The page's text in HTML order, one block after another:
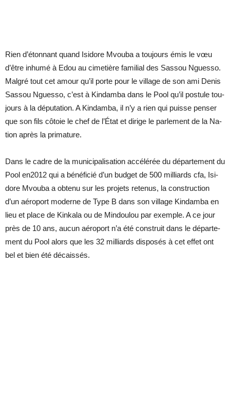
Rien d’éton­nant quand Isi­dore Mvouba a tou­jours émis le vœu
d’être in­humé à Edou au ci­me­tière fa­mi­lial des Sas­sou Nguesso.
Mal­gré tout cet amour qu’il porte pour le vil­lage de son ami De­nis
Sas­sou Nguesso, c’est à Kin­damba dans le Pool qu’il pos­tule tou­
jours à la dé­pu­ta­tion. A Kin­damba, il n’y a rien qui puisse pen­ser
que son fils cô­toie le chef de l’État et di­rige le par­le­ment de la Na­
tion après la pri­ma­ture.
Dans le cadre de la mu­ni­ci­pa­li­sa­tion ac­cé­lé­rée du dé­par­te­ment du
Pool en2012 qui a bé­né­fi­cié d’un bud­get de 500 mil­liards cfa, Isi­
dore Mvouba a ob­tenu sur les pro­jets re­te­nus, la construc­tion
d’un aé­ro­port mo­derne de Type B dans son vil­lage Kin­damba en
lieu et place de Kin­kala ou de Min­dou­lou par exemple. A ce jour
près de 10 ans, au­cun aé­ro­port n’a été construit dans le dé­par­te­
ment du Pool alors que les 32 mil­liards dis­po­sés à cet ef­fet ont
bel et bien été dé­cais­sés.